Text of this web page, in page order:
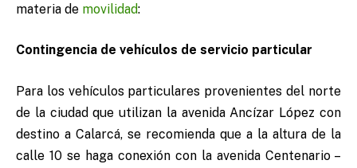
materia de movilidad:
Contingencia de vehículos de servicio particular
Para los vehículos particulares provenientes del norte
de la ciudad que utilizan la avenida Ancízar López con
destino a Calarcá, se recomienda que a la altura de la
calle 10 se haga conexión con la avenida Centenario –